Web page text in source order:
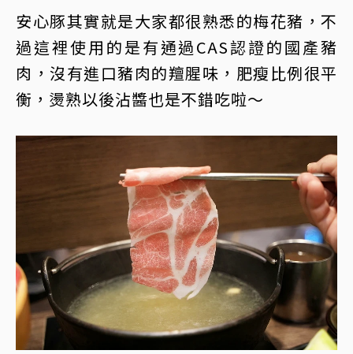
安心豚其實就是大家都很熟悉的梅花豬，不
過這裡使用的是有通過CAS認證的國產豬
肉，沒有進口豬肉的羶腥味，肥瘦比例很平
衡，燙熟以後沾醬也是不錯吃啦～